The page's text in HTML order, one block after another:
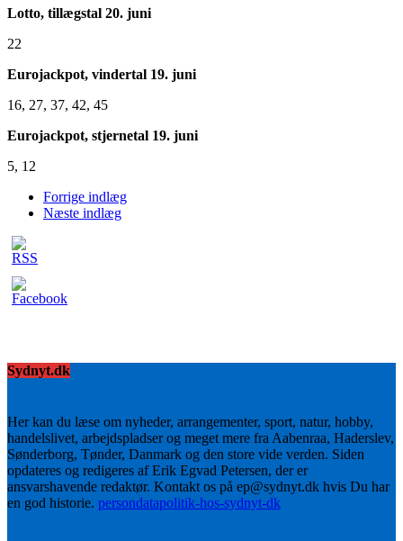
Lotto, tillægstal 20. juni
22
Eurojackpot, vindertal 19. juni
16, 27, 37, 42, 45
Eurojackpot, stjernetal 19. juni
5, 12
Forrige indlæg
Næste indlæg
Sydnyt.dk
Her kan du læse om nyheder, arrangementer, sport, natur, hobby,
handelslivet, arbejdspladser og meget mere fra Aabenraa, Haderslev,
Sønderborg, Tønder, Danmark og den store vide verden. Siden
opdateres og redigeres af Erik Egvad Petersen, der er
ansvarshavende redaktør. Kontakt os på ep@sydnyt.dk hvis Du har
en god historie. persondatapolitik-hos-sydnyt-dk